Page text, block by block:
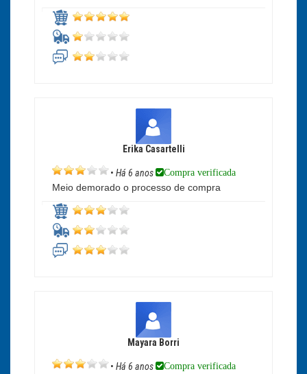
Erika Casartelli
• Há 6 anos Compra verificada
Meio demorado o processo de compra
Mayara Borri
• Há 6 anos Compra verificada